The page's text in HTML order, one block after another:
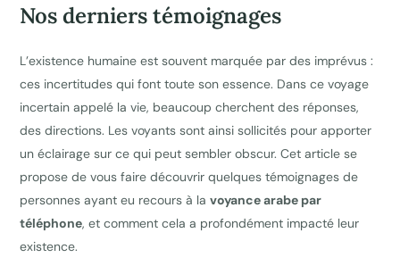
Nos derniers témoignages
L’existence humaine est souvent marquée par des imprévus :
ces incertitudes qui font toute son essence. Dans ce voyage
incertain appelé la vie, beaucoup cherchent des réponses,
des directions. Les voyants sont ainsi sollicités pour apporter
un éclairage sur ce qui peut sembler obscur. Cet article se
propose de vous faire découvrir quelques témoignages de
personnes ayant eu recours à lavoyance arabe par
téléphone, et comment cela a profondément impacté leur
existence.